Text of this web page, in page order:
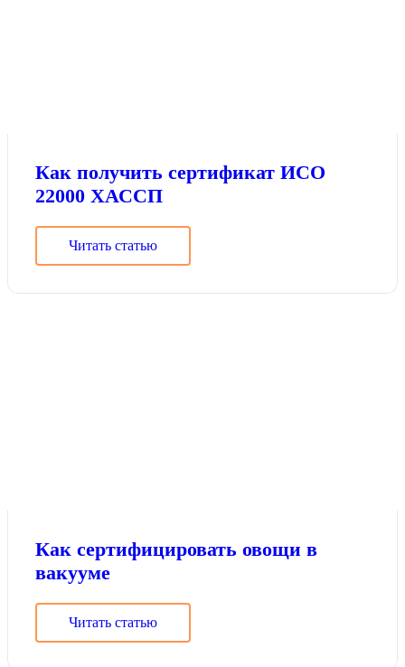
Как получить сертификат ИСО
22000 ХАССП
Читать статью
Как сертифицировать овощи в
вакууме
Читать статью